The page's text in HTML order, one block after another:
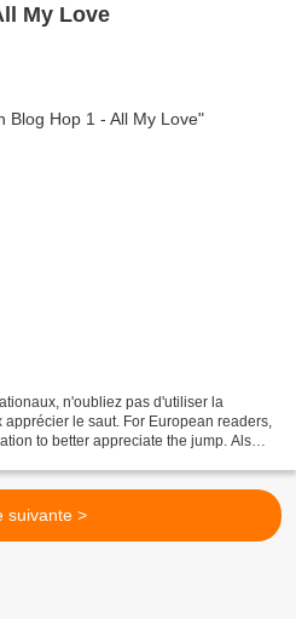
My Love
n'oubliez pas d'utiliser la
le saut. For European readers,
to better appreciate the jump. Als
suivante >